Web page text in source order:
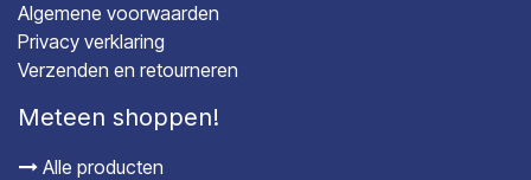
Algemene voorwaarden
Privacy verklaring
Verzenden en retourneren
Meteen shoppen!
Alle producten